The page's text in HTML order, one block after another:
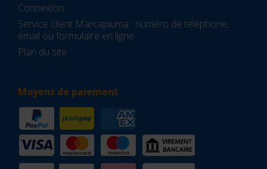
Connexion
Service client Marcapiuma : numéro de téléphone,
email ou formulaire en ligne
Plan du site
Moyens de paiement